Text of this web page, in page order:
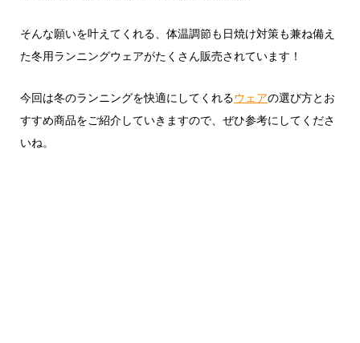
そんな願いを叶えてくれる、体温調節も日焼け対策も兼ね備え
た冬用ランニングウェアがたくさん販売されています！
今回は冬のランニングを快適にしてくれるウェアの選び方とお
すすめ商品をご紹介していきますので、ぜひ参考にしてくださ
いね。